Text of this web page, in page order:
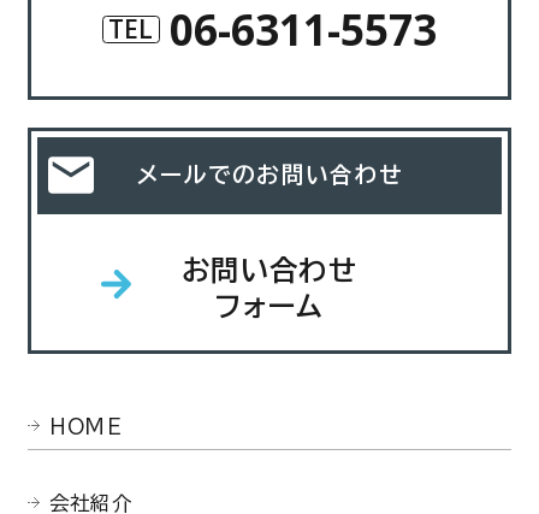
TEL 06-6311-5573
メールでのお問い合わせ
お問い合わせ
フォーム
HOME
会社紹介